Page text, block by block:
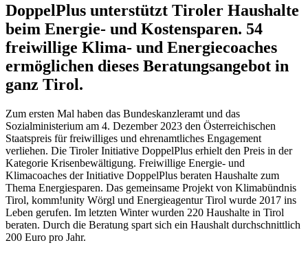
DoppelPlus unterstützt Tiroler Haushalte
beim Energie- und Kostensparen. 54
freiwillige Klima- und Energiecoaches
ermöglichen dieses Beratungsangebot in
ganz Tirol.
Zum ersten Mal haben das Bundeskanzleramt und das
Sozialministerium am 4. Dezember 2023 den Österreichischen
Staatspreis für freiwilliges und ehrenamtliches Engagement
verliehen. Die Tiroler Initiative DoppelPlus erhielt den Preis in der
Kategorie Krisenbewältigung. Freiwillige Energie- und
Klimacoaches der Initiative DoppelPlus beraten Haushalte zum
Thema Energiesparen. Das gemeinsame Projekt von Klimabündnis
Tirol, komm!unity Wörgl und Energieagentur Tirol wurde 2017 ins
Leben gerufen. Im letzten Winter wurden 220 Haushalte in Tirol
beraten. Durch die Beratung spart sich ein Haushalt durchschnittlich
200 Euro pro Jahr.